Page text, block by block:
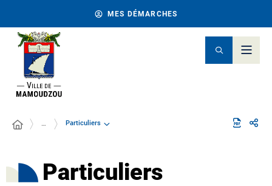
MES DÉMARCHES
… Particuliers
Particuliers